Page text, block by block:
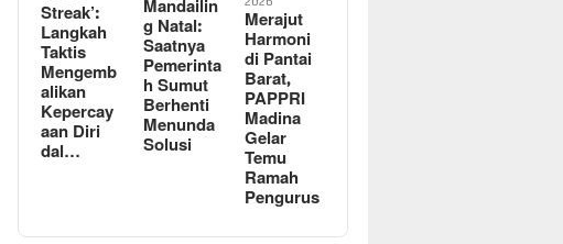
Streak’:
Langkah
Taktis
Mengemb
alikan
Kepercay
aan Diri
dal…
Mandailin
g Natal:
Saatnya
Pemerinta
h Sumut
Berhenti
Menunda
Solusi
Merajut
Harmoni
di Pantai
Barat,
PAPPRI
Madina
Gelar
Temu
Ramah
Pengurus